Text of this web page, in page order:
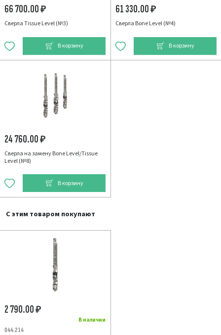
66 700.00₽
Сверла Tissue Level (№3)
В корзину
61 330.00₽
Сверла Bone Level (№4)
В корзину
24 760.00₽
Сверла на замену Bone Level/Tissue
Level (№8)
В корзину
С этим товаром покупают
В наличии
2 790.00₽
044.214